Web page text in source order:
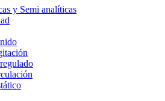
y Semi analíticas